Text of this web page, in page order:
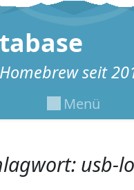
seit
Menü
usb-